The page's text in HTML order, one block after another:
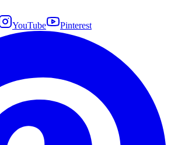
YouTube Pinterest